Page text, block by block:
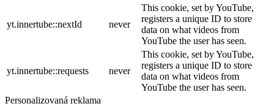
yt.innertube::nextId never
This cookie, set by YouTube,
registers a unique ID to store
data on what videos from
YouTube the user has seen.
yt.innertube::requests never
This cookie, set by YouTube,
registers a unique ID to store
data on what videos from
YouTube the user has seen.
Personalizovaná reklama